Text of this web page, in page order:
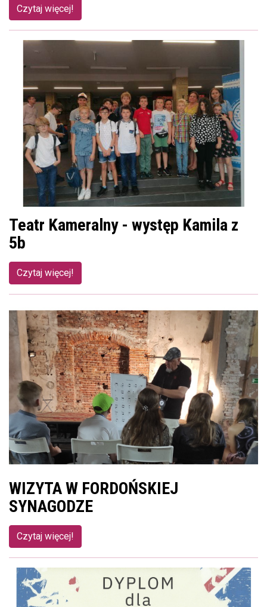
Czytaj więcej!
Teatr Kameralny - występ Kamila z
5b
Czytaj więcej!
WIZYTA W FORDOŃSKIEJ
SYNAGODZE
Czytaj więcej!